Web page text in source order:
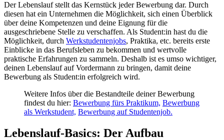
Der Lebenslauf stellt das Kernstück jeder Bewerbung dar. Durch
diesen hat ein Unternehmen die Möglichkeit, sich einen Überblick
über deine Kompetenzen und deine Eignung für die
ausgeschriebene Stelle zu verschaffen. Als Student:in hast du die
Möglichkeit, durch Werkstudentenjobs, Praktika, etc. bereits erste
Einblicke in das Berufsleben zu bekommen und wertvolle
praktische Erfahrungen zu sammeln. Deshalb ist es umso wichtiger,
deinen Lebenslauf auf Vordermann zu bringen, damit deine
Bewerbung als Student:in erfolgreich wird.
Weitere Infos über die Bestandteile deiner Bewerbung
findest du hier: Bewerbung fürs Praktikum, Bewerbung
als Werkstudent, Bewerbung auf Studentenjob.
Lebenslauf-Basics: Der Aufbau